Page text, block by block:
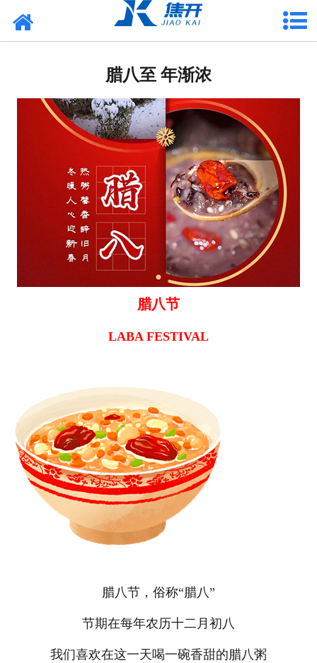
项目案例
媒体中心
联系焦开
腊八至 年渐浓
腊八节
LABA FESTIVAL
腊八节，俗称“腊八”
节期在每年农历十二月初八
我们喜欢在这一天喝一碗香甜的腊八粥